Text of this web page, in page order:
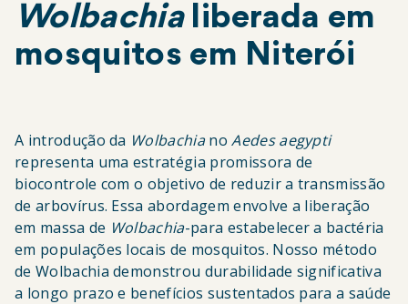
Wolbachialiberada em
mosquitos em Niterói
A introdução da WolbachianoAedes aegypti
representa uma estratégia promissora de
biocontrole com o objetivo de reduzir a transmissão
de arbovírus. Essa abordagem envolve a liberação
em massa de Wolbachia-para estabelecer a bactéria
em populações locais de mosquitos. Nosso método
de Wolbachia demonstrou durabilidade significativa
a longo prazo e benefícios sustentados para a saúde